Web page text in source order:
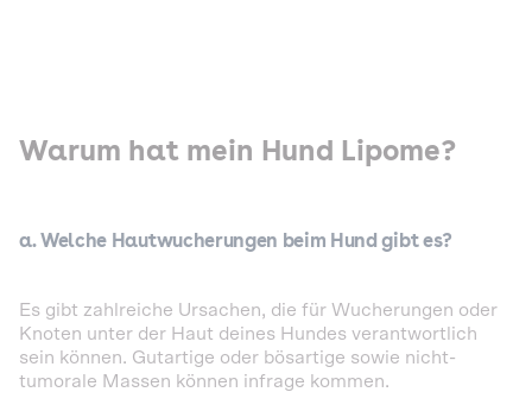
Warum hat mein Hund Lipome?
a. Welche Hautwucherungen beim Hund gibt es?
Es gibt zahlreiche Ursachen, die für Wucherungen oder
Knoten unter der Haut deines Hundes verantwortlich
sein können. Gutartige oder bösartige sowie nicht-
tumorale Massen können infrage kommen.